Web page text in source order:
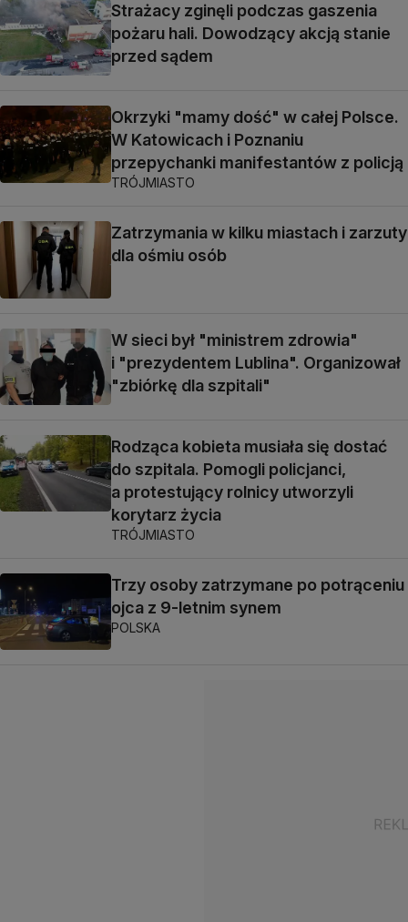
Strażacy zginęli podczas gaszenia
pożaru hali. Dowodzący akcją stanie
przed sądem
Okrzyki "mamy dość" w całej Polsce.
W Katowicach i Poznaniu
przepychanki manifestantów z policją
TRÓJMIASTO
Zatrzymania w kilku miastach i zarzuty
dla ośmiu osób
W sieci był "ministrem zdrowia"
i "prezydentem Lublina". Organizował
"zbiórkę dla szpitali"
Rodząca kobieta musiała się dostać
do szpitala. Pomogli policjanci,
a protestujący rolnicy utworzyli
korytarz życia
TRÓJMIASTO
Trzy osoby zatrzymane po potrąceniu
ojca z 9-letnim synem
POLSKA